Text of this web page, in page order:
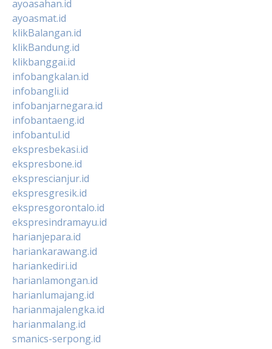
ayoasahan.id
ayoasmat.id
klikBalangan.id
klikBandung.id
klikbanggai.id
infobangkalan.id
infobangli.id
infobanjarnegara.id
infobantaeng.id
infobantul.id
ekspresbekasi.id
ekspresbone.id
eksprescianjur.id
ekspresgresik.id
ekspresgorontalo.id
ekspresindramayu.id
harianjepara.id
hariankarawang.id
hariankediri.id
harianlamongan.id
harianlumajang.id
harianmajalengka.id
harianmalang.id
smanics-serpong.id